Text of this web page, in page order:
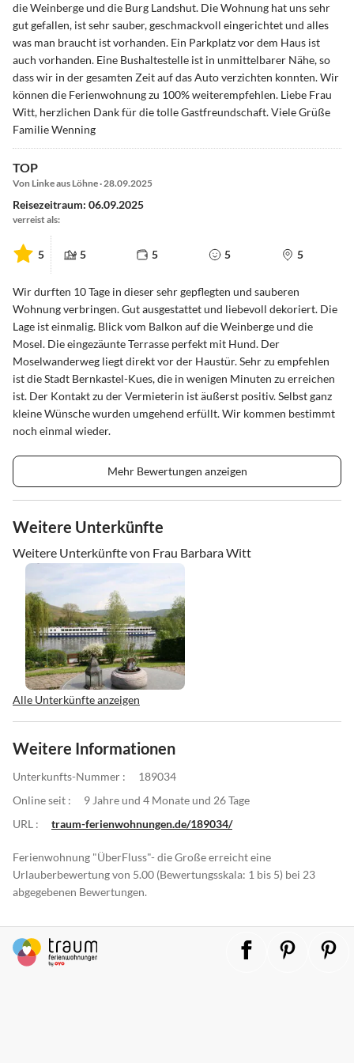
die Weinberge und die Burg Landshut. Die Wohnung hat uns sehr
gut gefallen, ist sehr sauber, geschmackvoll eingerichtet und alles
was man braucht ist vorhanden. Ein Parkplatz vor dem Haus ist
auch vorhanden. Eine Bushaltestelle ist in unmittelbarer Nähe, so
dass wir in der gesamten Zeit auf das Auto verzichten konnten. Wir
können die Ferienwohnung zu 100% weiterempfehlen. Liebe Frau
Witt, herzlichen Dank für die tolle Gastfreundschaft. Viele Grüße
Familie Wenning
TOP
Von Linke aus Löhne · 28.09.2025
Reisezeitraum: 06.09.2025
verreist als:
5 5 5 5 5
Wir durften 10 Tage in dieser sehr gepflegten und sauberen
Wohnung verbringen. Gut ausgestattet und liebevoll dekoriert. Die
Lage ist einmalig. Blick vom Balkon auf die Weinberge und die
Mosel. Die eingezäunte Terrasse perfekt mit Hund. Der
Moselwanderweg liegt direkt vor der Haustür. Sehr zu empfehlen
ist die Stadt Bernkastel-Kues, die in wenigen Minuten zu erreichen
ist. Der Kontakt zu der Vermieterin ist äußerst positiv. Selbst ganz
kleine Wünsche wurden umgehend erfüllt. Wir kommen bestimmt
noch einmal wieder.
Mehr Bewertungen anzeigen
Weitere Unterkünfte
Weitere Unterkünfte von Frau Barbara Witt
Alle Unterkünfte anzeigen
Weitere Informationen
Unterkunfts-Nummer :
189034
Online seit :
9 Jahre und 4 Monate und 26 Tage
URL :
traum-ferienwohnungen.de/189034/
Ferienwohnung "ÜberFluss"- die Große erreicht eine
Urlauberbewertung von 5.00 (Bewertungsskala: 1 bis 5) bei 23
abgegebenen Bewertungen.